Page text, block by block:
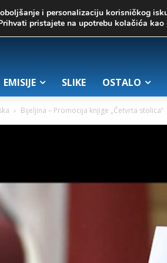
2026.
EMISIJE SLIKE OSTALO
Bijeljina – Promocija knjige „Četvrta stolica“
i personalizaciju korisničkog
pristajete na upotrebu kolačića